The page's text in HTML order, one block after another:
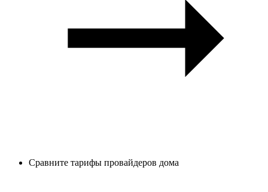
Сравните тарифы провайдеров дома